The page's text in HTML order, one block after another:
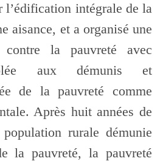
l’édification intégrale de la
aisance, et a organisé une
contre la pauvreté avec
aux démunis et
de la pauvreté comme
Après huit années de
rurale démunie
la pauvreté, la pauvreté